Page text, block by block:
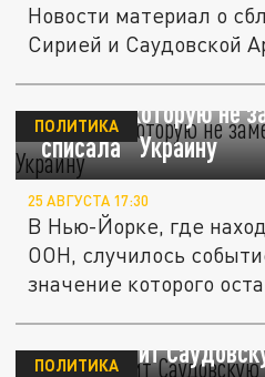
Новости материал о
Сирией и Саудовской
Сенсация, которую не
"списала" Украину
ПОЛИТИКА
25 АВГУСТА 17:30
В Нью-Йорке, где
ООН, случилось
значение которого
Россия мирит
ПОЛИТИКА